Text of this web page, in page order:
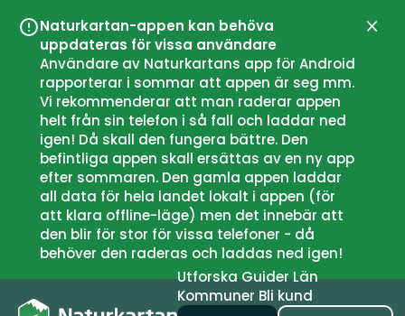
Naturkartan-appen kan behöva
uppdateras för vissa användare
Användare av Naturkartans app för Android
rapporterar i sommar att appen är seg mm.
Vi rekommenderar att man raderar appen
helt från sin telefon i så fall och laddar ned
igen! Då skall den fungera bättre. Den
befintliga appen skall ersättas av en ny app
efter sommaren. Den gamla appen laddar
all data för hela landet lokalt i appen (för
att klara offline-läge) men det innebär att
den blir för stor för vissa telefoner - då
behöver den raderas och laddas ned igen!
UtforskaGuiderLän
Kommuner Bli kund